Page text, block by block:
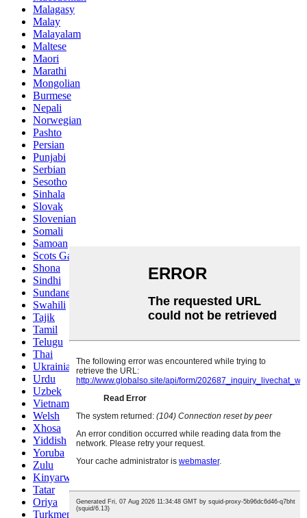
Malagasy
Malay
Malayalam
Maltese
Maori
Marathi
Mongolian
Burmese
Nepali
Norwegian
Pashto
Persian
Punjabi
Serbian
Sesotho
Sinhala
Slovak
Slovenian
Somali
Samoan
Scots Gaelic
Shona
Sindhi
Sundanese
Swahili
Tajik
Tamil
Telugu
Thai
Ukrainian
Urdu
Uzbek
Vietnamese
Welsh
Xhosa
Yiddish
Yoruba
Zulu
Kinyarwanda
Tatar
Oriya
Turkmen